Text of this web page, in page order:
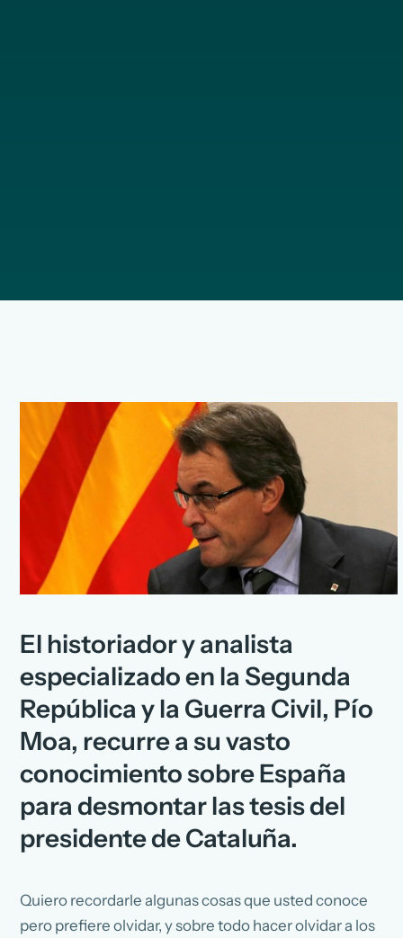
El historiador y analista
especializado en la Segunda
República y la Guerra Civil, Pío
Moa, recurre a su vasto
conocimiento sobre España
para desmontar las tesis del
presidente de Cataluña.
Quiero recordarle algunas cosas que usted conoce
pero prefiere olvidar, y sobre todo hacer olvidar a los